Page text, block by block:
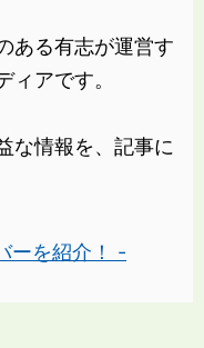
ある有志が運営す
ィアです。
な情報を、記事に
ーを紹介！ -